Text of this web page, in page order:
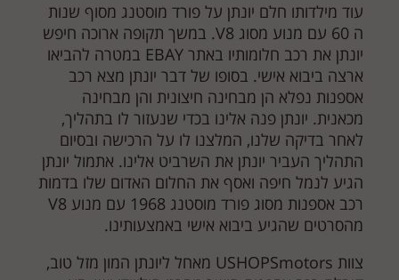
עוד מילדותו חלם יונתן על פורד מוסטנג מסוף שנות
ה 60 עם מנוע מסוג V8. במשך תקופה ארוכה חיפש
יונתן את רכב חלומותיו באתר EBAY במטרה להביאו
ארצה ביבוא אישי. בסופו של דבר יונתן מצא רכב
אספנות נפלא הן מבחינה חיצונית והן מבחינה
מכאנית. יונתן פנה אלינו בכדי שנעזור לו בתהליך,
לאחר בדיקה שלנו, המלצנו לו על הרכישה ובסיום
התהליך העביר יונתן את השרביט אלינו. אתמול יונתן
הגיע לנמל חיפה ואסף את החלום האדום שלו בדמות
רכב אספנות מסוג פורד מוסטנג 1968 עם מנוע V8
מהסרטים שהגיע ביבוא אישי באמצעותינו.
צוות USHOPSmotors מאחל ליונתן המון מזל טוב,